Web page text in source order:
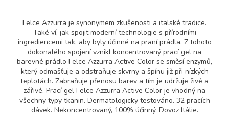
Felce Azzurra je synonymem zkušenosti a italské tradice.
Také ví, jak spojit moderní technologie s přírodními
ingrediencemi tak, aby byly účinné na praní prádla. Z tohoto
dokonalého spojení vznikl koncentrovaný prací gel na
barevné prádlo Felce Azzurra Active Color se směsí enzymů,
který odmašťuje a odstraňuje skvrny a špínu již při nízkých
teplotách. Zabraňuje přenosu barev a tím je udržuje živé a
zářivé. Prací gel Felce Azzurra Active Color je vhodný na
všechny typy tkanin. Dermatologicky testováno. 32 pracích
dávek. Nekoncentrovaný, 100% účinný. Dovoz Itálie.